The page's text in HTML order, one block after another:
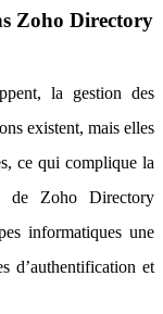
Zoho Directory
la gestion des
existent, mais elles
ce qui complique la
de Zoho Directory
informatiques une
d’authentification et